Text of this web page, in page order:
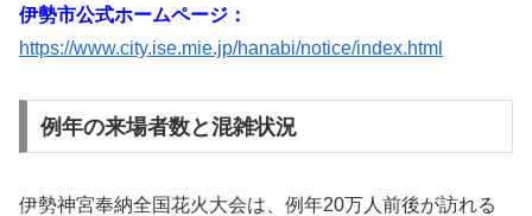
伊勢市公式ホームページ：
https://www.city.ise.mie.jp/hanabi/notice/index.html
例年の来場者数と混雑状況
伊勢神宮奉納全国花火大会は、例年20万人前後が訪れる